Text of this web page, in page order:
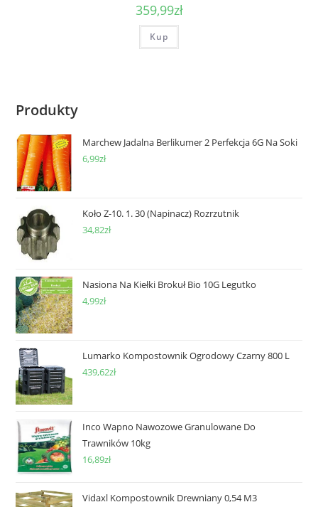
359,99zł
Kup
Produkty
Marchew Jadalna Berlikumer 2 Perfekcja 6G Na Soki
6,99zł
Koło Z-10. 1. 30 (Napinacz) Rozrzutnik
34,82zł
Nasiona Na Kiełki Brokuł Bio 10G Legutko
4,99zł
Lumarko Kompostownik Ogrodowy Czarny 800 L
439,62zł
Inco Wapno Nawozowe Granulowane Do
Trawników 10kg
16,89zł
Vidaxl Kompostownik Drewniany 0,54 M3